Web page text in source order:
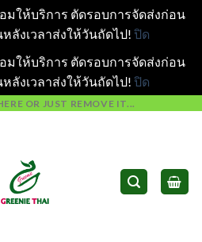
มให้บริการ ตัดรอบการจัดส่งก่อน
ลังเวลาส่งให้วันถัดไป! ปิด
มให้บริการ ตัดรอบการจัดส่งก่อน
ลังเวลาส่งให้วันถัดไป! ปิด
OR JUST REMOVE IT...